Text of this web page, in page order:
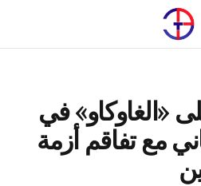
«الغاوكاو» في
مع تفاقم أزمة